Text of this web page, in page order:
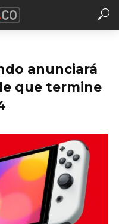
anunciará
que termine